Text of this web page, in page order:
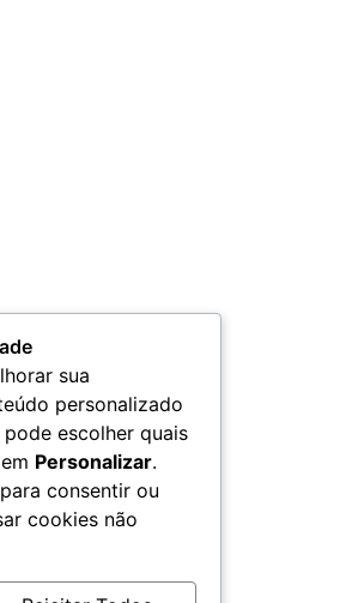
sua
personalizado
escolher quais
Personalizar.
para consentir ou
cookies não